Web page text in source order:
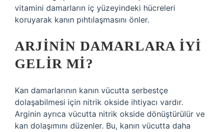
vitamini damarların iç yüzeyindeki hücreleri
koruyarak kanın pıhtılaşmasını önler.
ARJININ DAMARLARA IYI
GELIR MI?
Kan damarlarının kanın vücutta serbestçe
dolaşabilmesi için nitrik okside ihtiyacı vardır.
Arginin ayrıca vücutta nitrik okside dönüştürülür ve
kan dolaşımını düzenler. Bu, kanın vücutta daha